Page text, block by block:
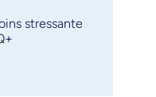
stressante